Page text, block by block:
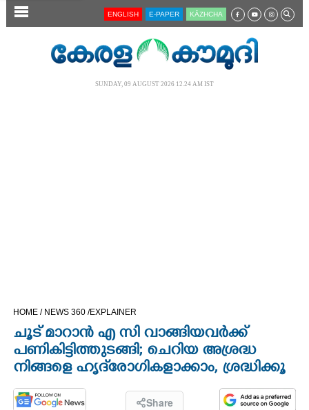
SECTIONS
OPINION
PHOTOS
ENGLISH E-PAPER KĀZHCHA
SUNDAY, 09 AUGUST 2026 12.24 AM IST
HOME / NEWS 360 /EXPLAINER
ചൂട് മാറാൻ എ സി വാങ്ങിയവർക്ക്
പണികിട്ടിത്തുടങ്ങി; ചെറിയ അശ്രദ്ധ
നിങ്ങളെ ഹൃദ്‌രോഗികളാക്കാം, ശ്രദ്ധിക്കൂ
Share